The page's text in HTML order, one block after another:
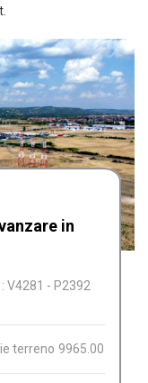
de
Codice : V4212